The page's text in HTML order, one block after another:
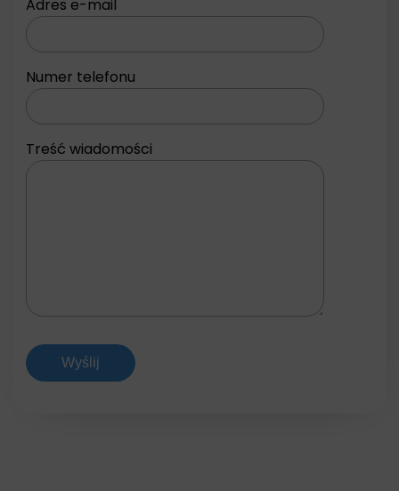
Adres e-mail
Numer telefonu
Treść wiadomości